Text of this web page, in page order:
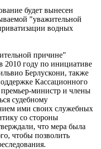
будет вынесен
"уважительной
водных
причине"
2010 году по инициативе
Берлускони, также
Кассационного
министр и члены
судебному
ими своих служебных
со стороны
что мера была
чтобы позволить